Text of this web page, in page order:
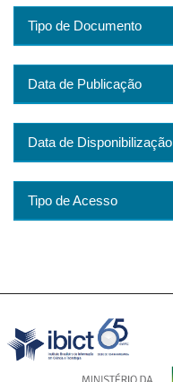
Tipo de Documento
Data de Publicação
Data de Disponibilização
Tipo de Acesso